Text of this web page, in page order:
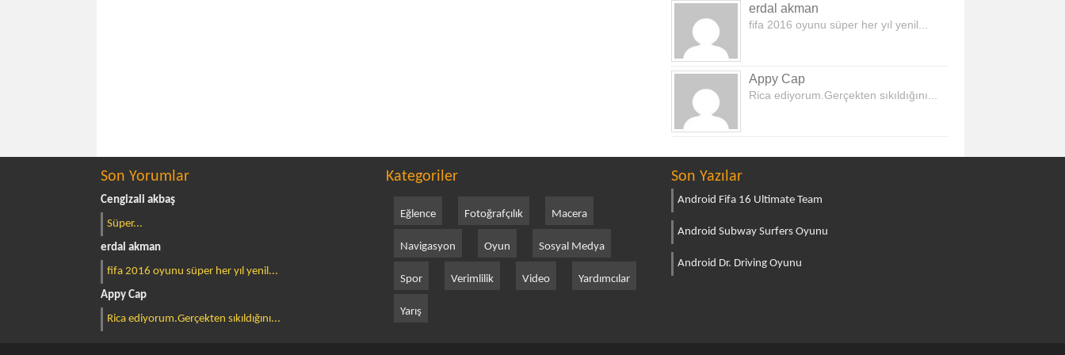
erdal akman
fifa 2016 oyunu süper her yıl yenil...
Appy Cap
Rica ediyorum.Gerçekten sıkıldığını...
Son Yorumlar
Cengizali akbaş
Süper...
erdal akman
fifa 2016 oyunu süper her yıl yenil...
Appy Cap
Rica ediyorum.Gerçekten sıkıldığını...
Kategoriler
Eğlence Fotoğrafçılık Macera
Navigasyon Oyun Sosyal Medya
Spor Verimlilik Video Yardımcılar
Yarış
Son Yazılar
Android Fifa 16 Ultimate Team
Android Subway Surfers Oyunu
Android Dr. Driving Oyunu